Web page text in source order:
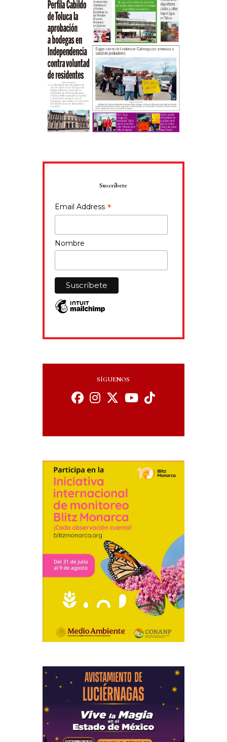
Suscríbete
Email Address *
Nombre
SÍGUENOS